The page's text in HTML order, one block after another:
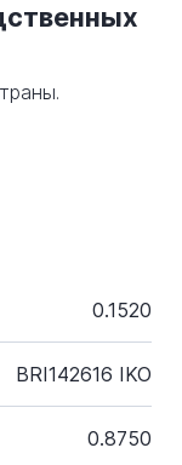
0.1520
BRI142616 IKO
0.8750